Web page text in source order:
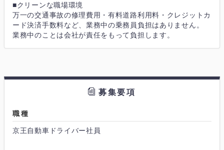
■クリーンな職場環境
万一の交通事故の修理費用・有料道路利用料・クレジットカ
ード決済手数料など、業務中の乗務員負担はありません。
業務中のことは会社が責任をもって負担します。
募集要項
職種
京王自動車ドライバー社員